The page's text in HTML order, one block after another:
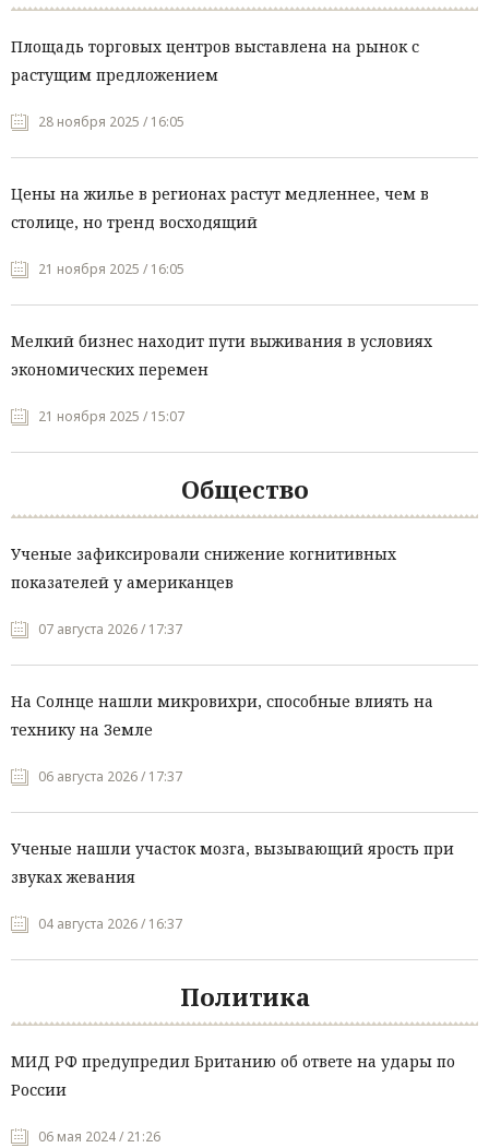
Площадь торговых центров выставлена на рынок с
растущим предложением
28 ноября 2025 / 16:05
Цены на жилье в регионах растут медленнее, чем в
столице, но тренд восходящий
21 ноября 2025 / 16:05
Мелкий бизнес находит пути выживания в условиях
экономических перемен
21 ноября 2025 / 15:07
Общество
Ученые зафиксировали снижение когнитивных
показателей у американцев
07 августа 2026 / 17:37
На Солнце нашли микровихри, способные влиять на
технику на Земле
06 августа 2026 / 17:37
Ученые нашли участок мозга, вызывающий ярость при
звуках жевания
04 августа 2026 / 16:37
Политика
МИД РФ предупредил Британию об ответе на удары по
России
06 мая 2024 / 21:26